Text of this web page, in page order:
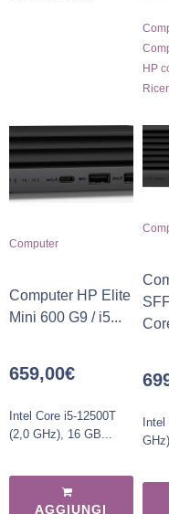
HP
Computer
Computer HP Elite
Mini 600 G9 / i5...
659,00€
Intel Core i5-12500T
(2,0 GHz), 16 GB...
AGGIUNGI
Intel